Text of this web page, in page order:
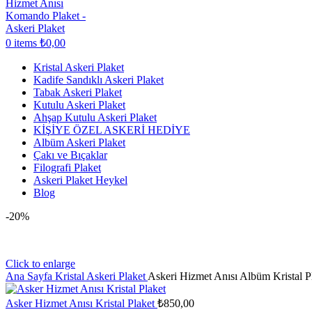
0 items ₺0,00
Kristal Askeri Plaket
Kadife Sandıklı Askeri Plaket
Tabak Askeri Plaket
Kutulu Askeri Plaket
Ahşap Kutulu Askeri Plaket
KİŞİYE ÖZEL ASKERİ HEDİYE
Albüm Askeri Plaket
Çakı ve Bıçaklar
Filografi Plaket
Askeri Plaket Heykel
Blog
-20%
Click to enlarge
Ana Sayfa Kristal Askeri Plaket Askeri Hizmet Anısı Albüm Kristal
Asker Hizmet Anısı Kristal Plaket ₺850,00